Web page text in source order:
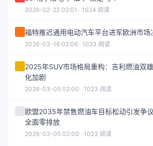
2026-02-22 02:01 · 1024 阅读
福特推迟通用电动汽车平台进军欧洲市场
2026-03-16 02:06 · 1023 阅读
2025年SUV市场格局重构：吉利燃油双
化加剧
2026-03-05 02:00 · 1023 阅读
欧盟2035年禁售燃油车目标松动引发争
全面零排放
2026-03-05 02:00 · 1023 阅读